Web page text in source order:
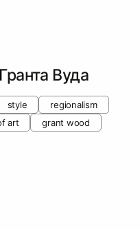
Вуда
style
regionalism
art grant wood